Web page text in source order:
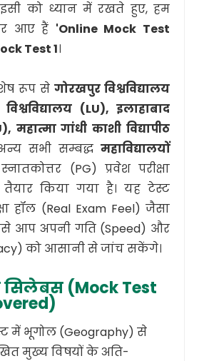
को ध्यान में रखते हुए, हम
आए हैं 'Online Mock Test
Test 1।
रूप से गोरखपुर विश्वविद्यालय
(LU), इलाहाबाद
महात्मा गांधी काशी विद्यापीठ
सभी सम्बद्ध महाविद्यालयों
(PG) प्रवेश परीक्षा
किया गया है। यह टेस्ट
हॉल (Real Exam Feel) जैसा
आप अपनी गति (Speed) और
को आसानी से जांच सकेंगे।
सिलेबस (Mock Test
में भूगोल (Geography) से
मुख्य विषयों के अति-